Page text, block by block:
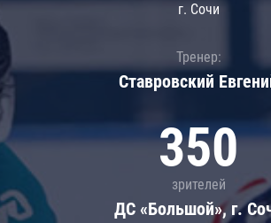
г. Сочи
Тренер:
Ставровский
350
зрителей
ДС «Большой», г.